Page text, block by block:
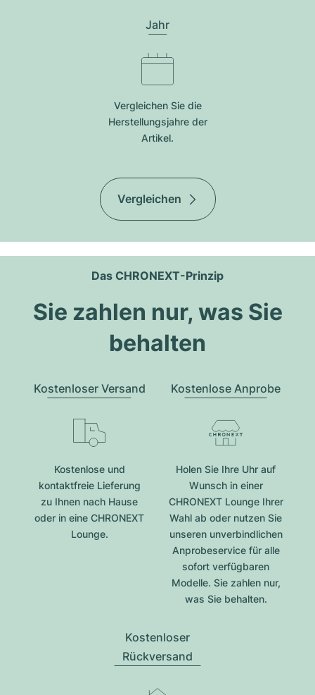
Jahr
Vergleichen Sie die
Herstellungsjahre der
Artikel.
Vergleichen
Das CHRONEXT-Prinzip
Sie zahlen nur, was Sie
behalten
Kostenloser Versand
Kostenlose und
kontaktfreie Lieferung
zu Ihnen nach Hause
oder in eine CHRONEXT
Lounge.
Kostenlose Anprobe
Holen Sie Ihre Uhr auf
Wunsch in einer
CHRONEXT Lounge Ihrer
Wahl ab oder nutzen Sie
unseren unverbindlichen
Anprobeservice für alle
sofort verfügbaren
Modelle. Sie zahlen nur,
was Sie behalten.
Kostenloser
Rückversand